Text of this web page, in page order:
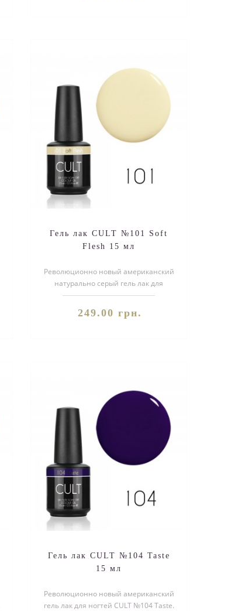
Гель лак CULT №101 Soft
Flesh 15 мл
Революционно новый американский
натурально серый гель лак для
ногтей CULT №101 Soft Flesh.
249.00 грн.
Гель лак CULT №104 Taste
15 мл
Революционно новый американский
гель лак для ногтей CULT №104 Taste.